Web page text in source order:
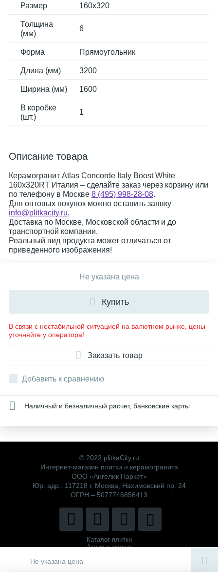
Размер 160x320
Толщина
(мм)
6
Форма Прямоугольник
Длина (мм) 3200
Ширина (мм) 1600
В коробке
(шт.)
1
Описание товара
Керамогранит Atlas Concorde Italy Boost White
160x320RT Италия – сделайте заказ через корзину или
по телефону в Москве 8 (495) 998-28-08.
Для оптовых покупок можно оставить заявку
info@plitkacity.ru.
Доставка по Москве, Московской области и до
транспортной компании.
Реальный вид продукта может отличаться от
приведенного изображения!
Не указана цена
Не указана цена
Купить
В связи с нестабильной ситуацией на валютном рынке, цены
уточняйте у оператора!
Заказать товар
Добавить к сравнению
Наличный и безналичный расчет, банковские карты
© 2022 plitkaCity.ru
Интернет-магазин плитки и керамогранита
ООО «Ангелик Паркет»
Юр. адр.: 117218 г. Москва, Нахимовский пр. 24
ОГРН – 5077746856413
Каталог плитки
Акции и скидки